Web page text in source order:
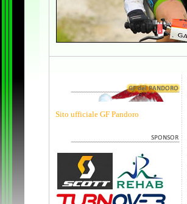
Sito ufficiale GF Pandoro